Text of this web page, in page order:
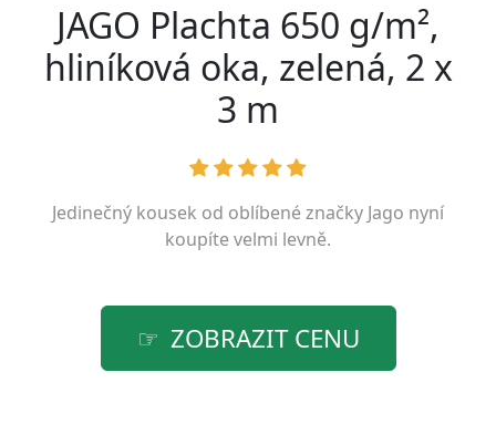
JAGO Plachta 650 g/m²,
hliníková oka, zelená, 2 x
3 m
Jedinečný kousek od oblíbené značky Jago nyní
koupíte velmi levně.
ZOBRAZIT CENU